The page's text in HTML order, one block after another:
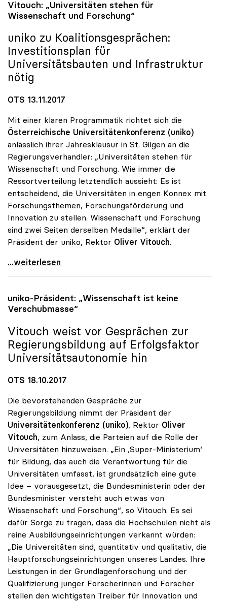
Vitouch: „Universitäten stehen für
Wissenschaft und Forschung“
uniko zu Koalitionsgesprächen:
Investitionsplan für
Universitätsbauten und Infrastruktur
nötig
OTS 13.11.2017
Mit einer klaren Programmatik richtet sich die
Österreichische Universitätenkonferenz (uniko)
anlässlich ihrer Jahresklausur in St. Gilgen an die
Regierungsverhandler: „Universitäten stehen für
Wissenschaft und Forschung. Wie immer die
Ressortverteilung letztendlich aussieht: Es ist
entscheidend, die Universitäten in engen Konnex mit
Forschungsthemen, Forschungsförderung und
Innovation zu stellen. Wissenschaft und Forschung
sind zwei Seiten derselben Medaille“, erklärt der
Präsident der uniko, Rektor Oliver Vitouch.
Vitouch: „Universitäten stehen für Wissenschaft
...weiterlesen
uniko-Präsident: „Wissenschaft ist keine
Verschubmasse“
Vitouch weist vor Gesprächen zur
Regierungsbildung auf Erfolgsfaktor
Universitätsautonomie hin
OTS 18.10.2017
Die bevorstehenden Gespräche zur
Regierungsbildung nimmt der Präsident der
Universitätenkonferenz (uniko), Rektor Oliver
Vitouch, zum Anlass, die Parteien auf die Rolle der
Universitäten hinzuweisen. „Ein ‚Super-Ministerium‘
für Bildung, das auch die Verantwortung für die
Universitäten umfasst, ist grundsätzlich eine gute
Idee – vorausgesetzt, die Bundesministerin oder der
Bundesminister versteht auch etwas von
Wissenschaft und Forschung“, so Vitouch. Es sei
dafür Sorge zu tragen, dass die Hochschulen nicht als
reine Ausbildungseinrichtungen verkannt würden:
„Die Universitäten sind, quantitativ und qualitativ, die
Hauptforschungseinrichtungen unseres Landes. Ihre
Leistungen in der Grundlagenforschung und der
Qualifizierung junger Forscherinnen und Forscher
stellen den wichtigsten Treiber für Innovation und